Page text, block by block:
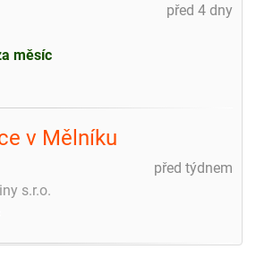
před 4 dny
měsíc
v Mělníku
před týdnem
s.r.o.